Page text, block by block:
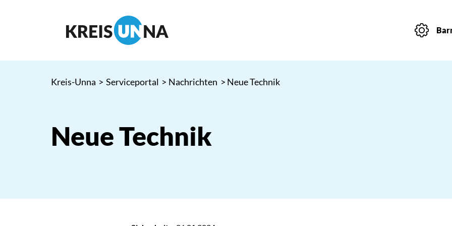
Kreis-Unna > Serviceportal > Nachrichten > Neue Technik
Neue Technik